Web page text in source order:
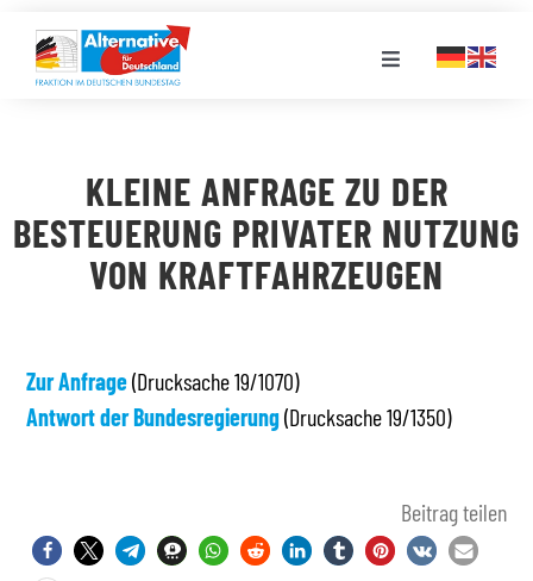
Inhalt
springen
Toggle
LANDESGRUPPEN
VERANSTALTUNGEN
PRESSE
MEDIATHEK
KLEINE ANFRAGE ZU DER
BESTEUERUNG PRIVATER NUTZUNG
VON KRAFTFAHRZEUGEN
Zur Anfrage(Drucksache 19/1070)
Antwort der Bundesregierung(Drucksache 19/1350)
Beitrag teilen